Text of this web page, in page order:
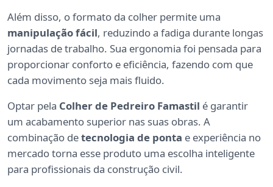
Além disso, o formato da colher permite uma
manipulação fácil, reduzindo a fadiga durante longas
jornadas de trabalho. Sua ergonomia foi pensada para
proporcionar conforto e eficiência, fazendo com que
cada movimento seja mais fluido.
Optar pela Colher de Pedreiro Famastil é garantir
um acabamento superior nas suas obras. A
combinação detecnologia de ponta e experiência no
mercado torna esse produto uma escolha inteligente
para profissionais da construção civil.